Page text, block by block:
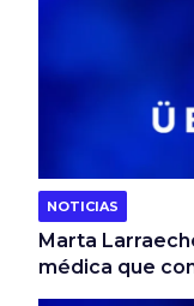
NOTICIAS
Marta
médica que